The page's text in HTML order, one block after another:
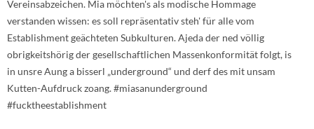
Vereinsabzeichen. Mia möchten's als modische Hommage
verstanden wissen: es soll repräsentativ steh' für alle vom
Establishment geächteten Subkulturen. Ajeda der ned völlig
obrigkeitshörig der gesellschaftlichen Massenkonformität folgt, is
in unsre Aung a bisserl „underground“ und derf des mit unsam
Kutten-Aufdruck zoang. #miasanunderground
#fucktheestablishment